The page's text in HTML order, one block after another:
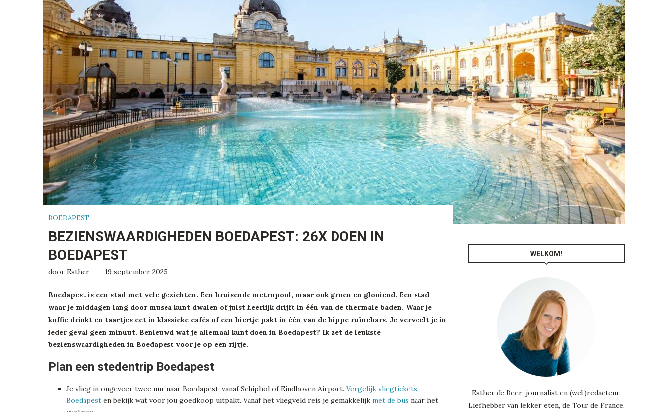
BOEDAPEST
BEZIENSWAARDIGHEDEN BOEDAPEST: 26X DOEN IN
BOEDAPEST
door Esther 19 september 2025
Boedapest is een stad met vele gezichten. Een bruisende metropool, maar ook groen en glooiend. Een stad
waar je middagen lang door musea kunt dwalen of juist heerlijk drijft in één van de thermale baden. Waar je
koffie drinkt en taartjes eet in klassieke cafés of een biertje pakt in één van de hippe ruïnebars. Je verveelt je in
ieder geval geen minuut. Benieuwd wat je allemaal kunt doen in Boedapest? Ik zet de leukste
bezienswaardigheden in Boedapest voor je op een rijtje.
Plan een stedentrip Boedapest
Je vlieg in ongeveer twee uur naar Boedapest, vanaf Schiphol of Eindhoven Airport. Vergelijk vliegtickets
Boedapest en bekijk wat voor jou goedkoop uitpakt. Vanaf het vliegveld reis je gemakkelijk met de bus naar het
WELKOM!
Esther de Beer: journalist en (web)redacteur.
Liefhebber van lekker eten, de Tour de France,